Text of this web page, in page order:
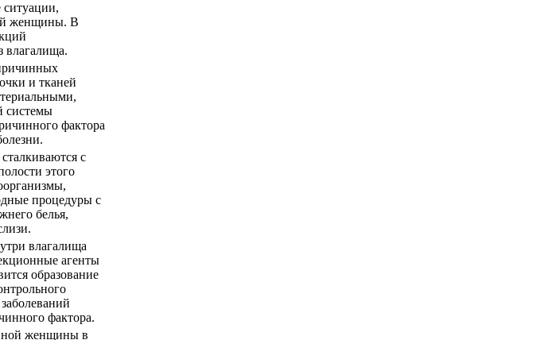
женщины. В
влагалища.
и тканей
системы
фактора
с
этого
процедуры с
белья,
влагалища
агенты
образование
фактора.
женщины в